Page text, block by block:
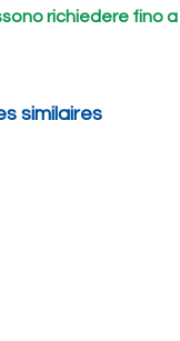
richiedere fino a
similaires